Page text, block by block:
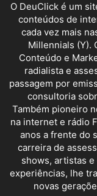
O DeuClick é um
conteúdos de
cada vez mais
Millennials (Y).
Conteúdo e
radialista e
passagem por
consultoria
Também pioneiro
na internet e rádio
anos a frente do
carreira de
shows, artistas
experiências, lhe
novas